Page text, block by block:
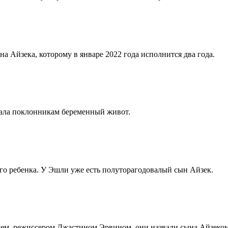
которому в январе 2022 года исполнится два года.
поклонникам беременный живот.
ребенка. У Эшли уже есть полуторагодовалый сын Айзек.